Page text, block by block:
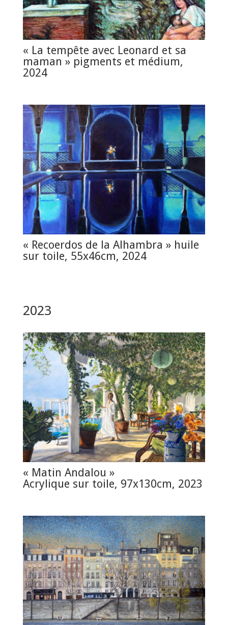
« La tempête avec Leonard et sa
maman » pigments et médium,
2024
« Recoerdos de la Alhambra » huile
sur toile, 55x46cm, 2024
2023
« Matin Andalou »
Acrylique sur toile, 97x130cm, 2023